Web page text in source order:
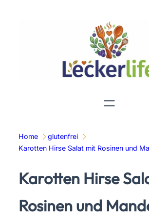
Home
glutenfrei
Karotten Hirse Salat mit Rosinen und
Karotten Hirse
Rosinen und